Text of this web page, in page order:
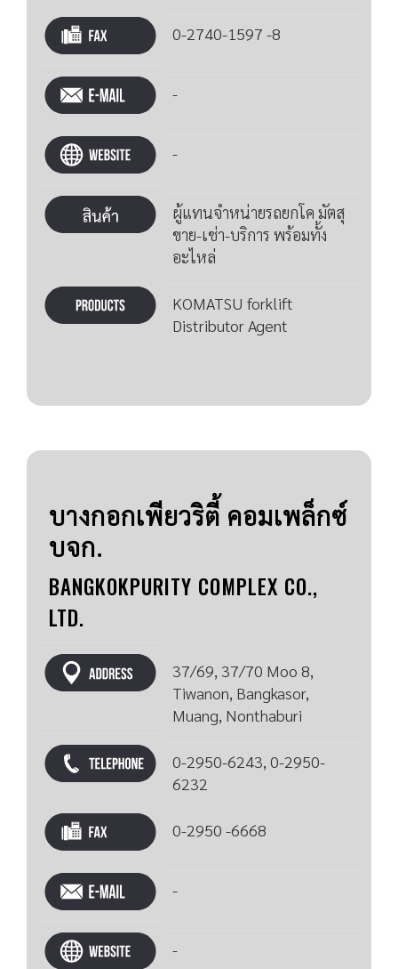
0-2740-1597 -8
-
-
ผู้แทนจำหน่ายรถยกโค มัตสุ
ขาย-เช่า-บริการ พร้อมทั้ง
อะไหล่
KOMATSU forklift
Distributor Agent
บางกอกเพียวริตี้ คอมเพล็กซ์
บจก.
BANGKOKPURITY COMPLEX CO.,
LTD.
37/69, 37/70 Moo 8,
Tiwanon, Bangkasor,
Muang, Nonthaburi
0-2950-6243, 0-2950-
6232
0-2950 -6668
-
-